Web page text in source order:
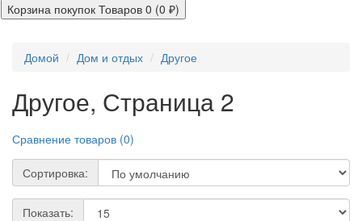
Корзина покупок Товаров 0 (0 ₽)
Домой Дом и отдых Другое
Другое, Страница 2
Сравнение товаров (0)
Сортировка:
Показать: